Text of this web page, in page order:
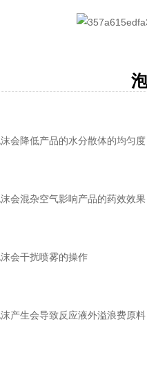
泡
降低产品的水分散体的均匀度
混杂空气影响产品的药效效果
干扰喷雾的操作
生会导致反应液外溢浪费原料